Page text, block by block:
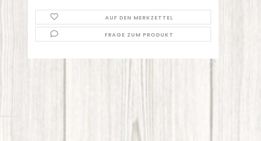
AUF DEN MERKZETTEL
FRAGE ZUM PRODUKT